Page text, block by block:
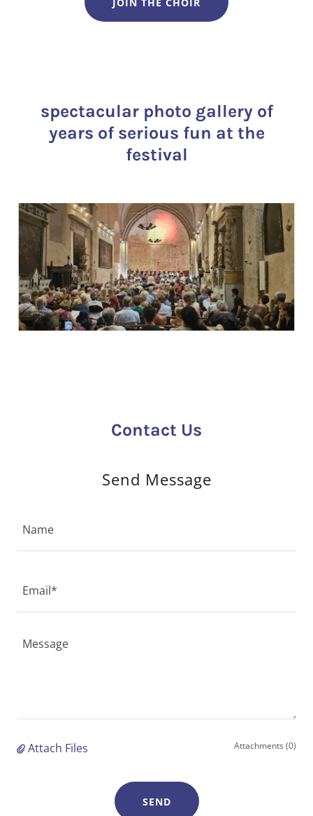
spectacular photo gallery of
years of serious fun at the
festival
Contact Us
Send Message
Name
Email*
Attach Files Attachments (0)
SEND